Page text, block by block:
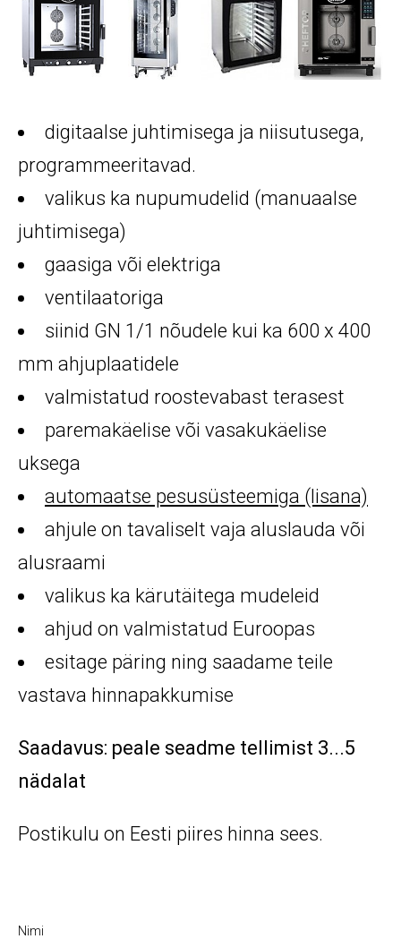
digitaalse juhtimisega ja niisutusega,
programmeeritavad.
valikus ka nupumudelid (manuaalse
juhtimisega)
gaasiga või elektriga
ventilaatoriga
siinid GN 1/1 nõudele kui ka 600 x 400
mm ahjuplaatidele
valmistatud roostevabast terasest
paremakäelise või vasakukäelise
uksega
automaatse pesusüsteemiga (lisana)
ahjule on tavaliselt vaja aluslauda või
alusraami
valikus ka kärutäitega mudeleid
ahjud on valmistatud Euroopas
esitage päring ning saadame teile
vastava hinnapakkumise
Saadavus: peale seadme tellimist 3...5
nädalat
Postikulu on Eesti piires hinna sees.
Nimi